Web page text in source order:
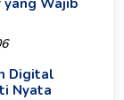
yang Wajib
Digital
Nyata